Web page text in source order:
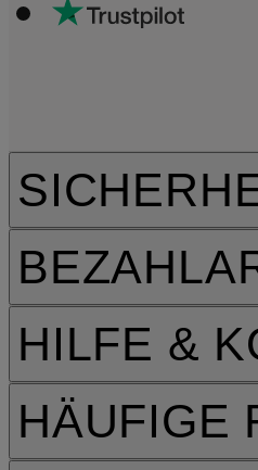
HILFE &
HÄUFIGE